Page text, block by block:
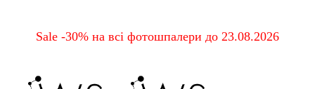
Sale -30% на всі фотошпалери до 23.08.2026